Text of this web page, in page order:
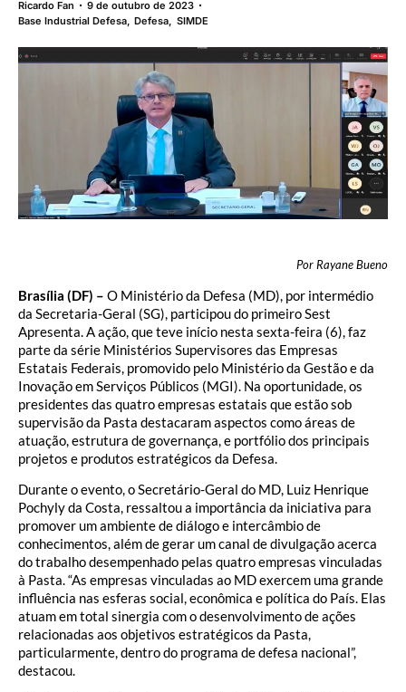
Ricardo Fan
9 de outubro de 2023
Base Industrial Defesa,Defesa, SIMDE
Por Rayane Bueno
Brasília (DF) – O Ministério da Defesa (MD), por intermédio
da Secretaria-Geral (SG), participou do primeiro Sest
Apresenta. A ação, que teve início nesta sexta-feira (6), faz
parte da série Ministérios Supervisores das Empresas
Estatais Federais, promovido pelo Ministério da Gestão e da
Inovação em Serviços Públicos (MGI). Na oportunidade, os
presidentes das quatro empresas estatais que estão sob
supervisão da Pasta destacaram aspectos como áreas de
atuação, estrutura de governança, e portfólio dos principais
projetos e produtos estratégicos da Defesa.
Durante o evento, o Secretário-Geral do MD, Luiz Henrique
Pochyly da Costa, ressaltou a importância da iniciativa para
promover um ambiente de diálogo e intercâmbio de
conhecimentos, além de gerar um canal de divulgação acerca
do trabalho desempenhado pelas quatro empresas vinculadas
à Pasta. “As empresas vinculadas ao MD exercem uma grande
influência nas esferas social, econômica e política do País. Elas
atuam em total sinergia com o desenvolvimento de ações
relacionadas aos objetivos estratégicos da Pasta,
particularmente, dentro do programa de defesa nacional”,
destacou.